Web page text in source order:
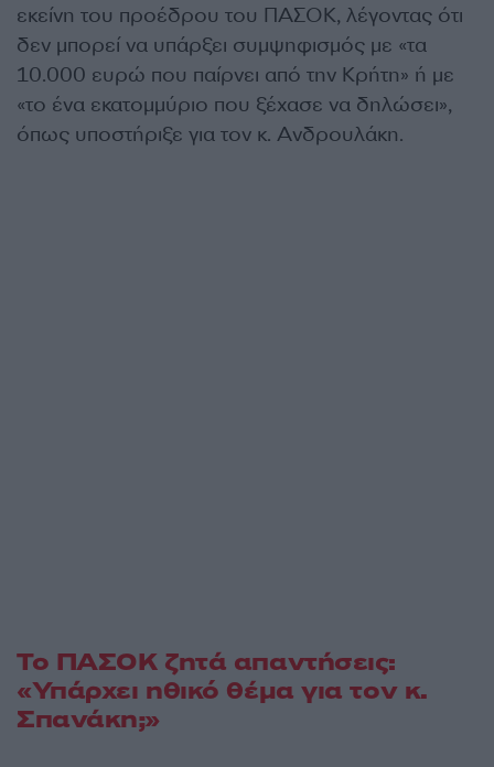
εκείνη του προέδρου του ΠΑΣΟΚ, λέγοντας ότι
δεν μπορεί να υπάρξει συμψηφισμός με «τα
10.000 ευρώ που παίρνει από την Κρήτη» ή με
«το ένα εκατομμύριο που ξέχασε να δηλώσει»,
όπως υποστήριξε για τον κ. Ανδρουλάκη.
Το ΠΑΣΟΚ ζητά απαντήσεις:
«Υπάρχει ηθικό θέμα για τον κ.
Σπανάκη;»